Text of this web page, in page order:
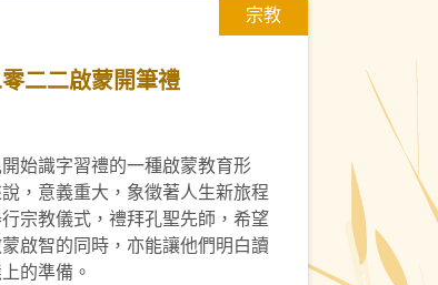
宗教
二二啟蒙開筆禮
始識字習禮的一種啟蒙教育形
，意義重大，象徵著人生新旅程
宗教儀式，禮拜孔聖先師，希望
啟智的同時，亦能讓他們明白讀
的準備。